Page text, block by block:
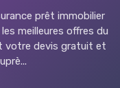
prêt immobilier
meilleures offres du
votre devis gratuit et